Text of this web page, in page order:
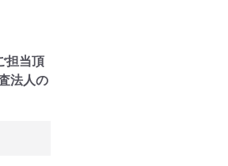
担当頂
法人の